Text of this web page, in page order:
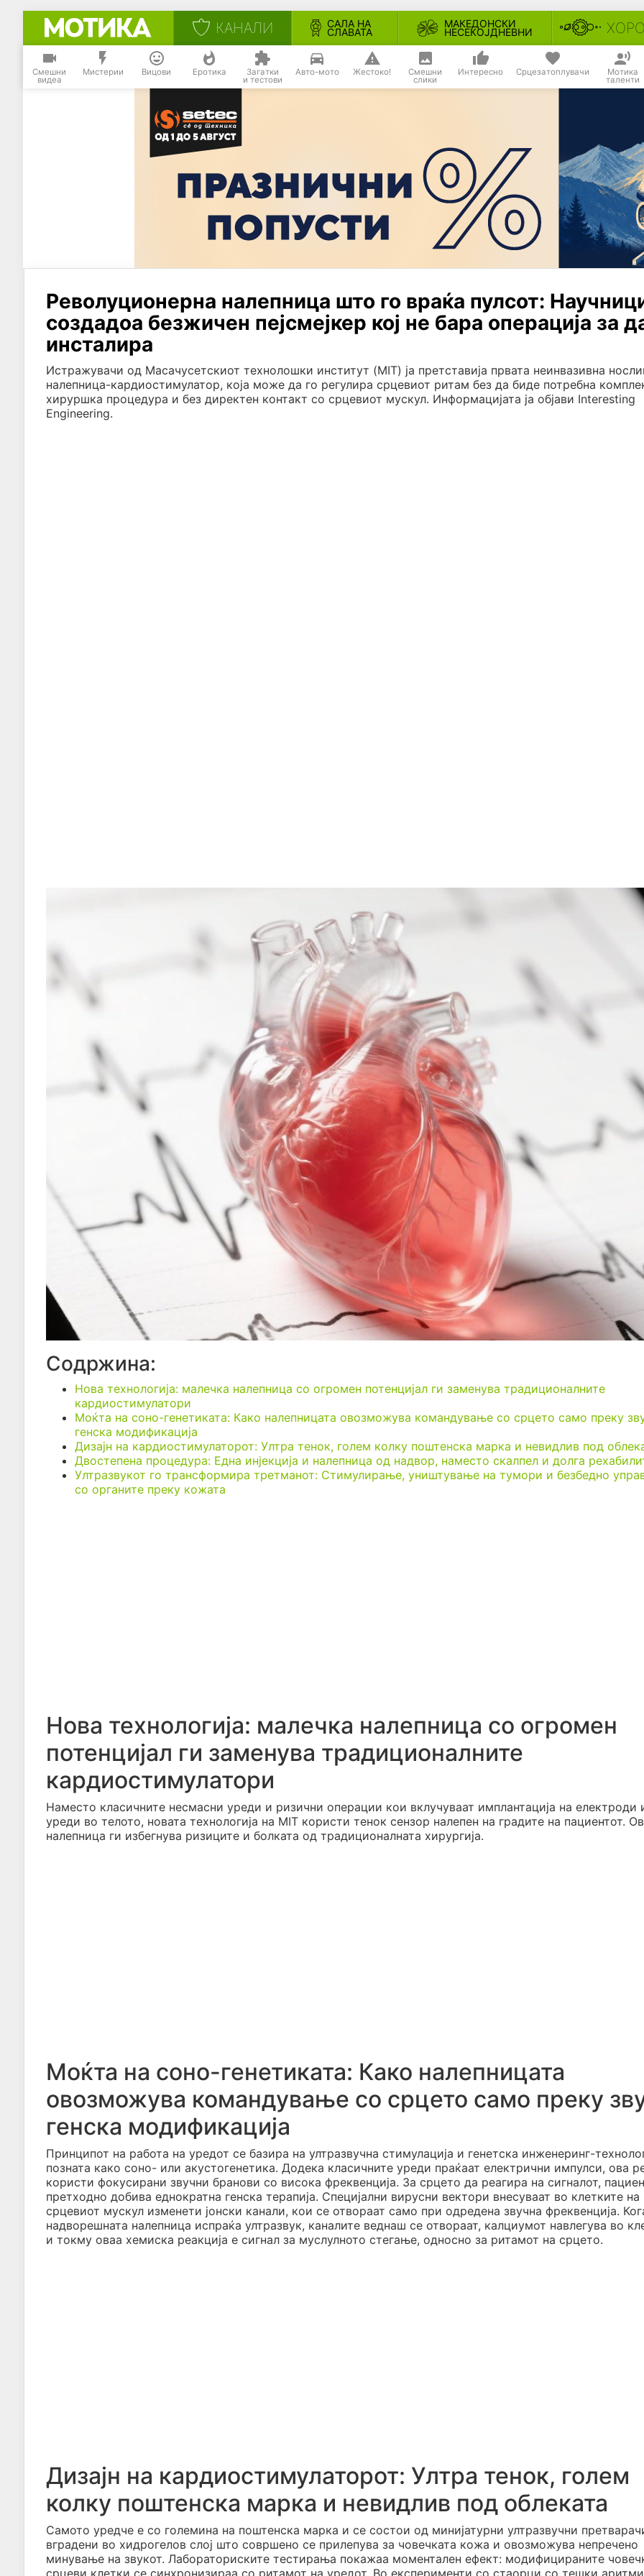
КАНАЛИ САЛА НА
СЛАВАТА
МАКЕДОНСКИ
НЕСЕКОЈДНЕВНИ
Смешни
видеа
Мистерии Вицови Еротика Загатки
и тестови
Авто-мото Жестоко! Смешни
слики
Интересно Срцезатоплувачи Мотика
таленти
Револуционерна налепница што го враќа пулсот:
создадоа безжичен пејсмејкер кој не бара операција за
инсталира
Истражувачи од Масачусетскиот технолошки институт (MIT) ја претставија првата неинвазивна
налепница-кардиостимулатор, која може да го регулира срцевиот ритам без да биде потребна
хируршка процедура и без директен контакт со срцевиот мускул. Информацијата ја објави Interesting
Engineering.
Содржина:
Нова технологија: малечка налепница со огромен потенцијал ги заменува традиционалните
кардиостимулатори
Моќта на соно-генетиката: Како налепницата овозможува командување со срцето само преку
генска модификација
Дизајн на кардиостимулаторот: Ултра тенок, голем колку поштенска марка и невидлив под
Двостепена процедура: Една инјекција и налепница од надвор, наместо скалпел и долга
Ултразвукот го трансформира третманот: Стимулирање, уништување на тумори и безбедно
со органите преку кожата
Нова технологија: малечка налепница со огромен
потенцијал ги заменува традиционалните
кардиостимулатори
Наместо класичните несмасни уреди и ризични операции кои вклучуваат имплантација на електроди
уреди во телото, новата технологија на MIT користи тенок сензор налепен на градите на пациентот.
налепница ги избегнува ризиците и болката од традиционалната хирургија.
Моќта на соно-генетиката: Како налепницата
овозможува командување со срцето само преку
генска модификација
Принципот на работа на уредот се базира на ултразвучна стимулација и генетска инженеринг-
позната како соно- или акустогенетика. Додека класичните уреди праќаат електрични импулси, ова
користи фокусирани звучни бранови со висока фреквенција. За срцето да реагира на сигналот,
претходно добива еднократна генска терапија. Специјални вирусни вектори внесуваат во клетките на
срцевиот мускул изменети јонски канали, кои се отвораат само при одредена звучна фреквенција.
надворешната налепница испраќа ултразвук, каналите веднаш се отвораат, калциумот навлегува во
и токму оваа хемиска реакција е сигнал за муслулното стегање, односно за ритамот на срцето.
Дизајн на кардиостимулаторот: Ултра тенок, голем
колку поштенска марка и невидлив под облеката
Самото уредче е со големина на поштенска марка и се состои од минијатурни ултразвучни
вградени во хидрогелов слој што совршено се прилепува за човечката кожа и овозможува непречено
минување на звукот. Лабораториските тестирања покажаа моментален ефект: модифицираните
срцеви клетки се синхронизираа со ритамот на уредот. Во експерименти со стаорци со тешки